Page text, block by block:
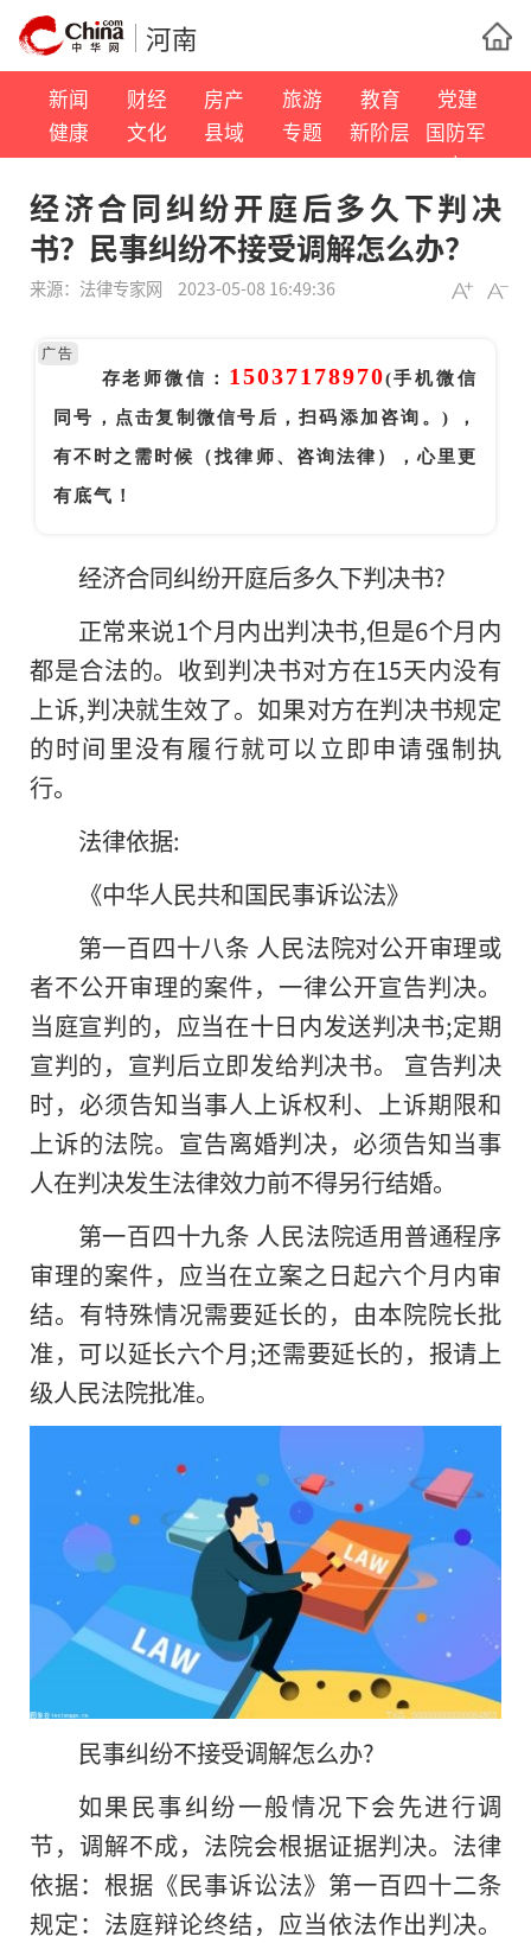
河南
新闻 财经 房产 旅游 教育
党建
健康
文化 县域 专题 新阶层
国防军
事
经济合同纠纷开庭后多久下判决
书？民事纠纷不接受调解怎么办？
来源： 法律专家网 2023-05-08 16:49:36
存老师微信： 15037178970(手机微信
同号，点击复制微信号后，扫码添加咨询。) ，
有不时之需时候（找律师、咨询法律），心里更
有底气！
广告
经济合同纠纷开庭后多久下判决书?
正常来说1个月内出判决书,但是6个月内
都是合法的。收到判决书对方在15天内没有
上诉,判决就生效了。如果对方在判决书规定
的时间里没有履行就可以立即申请强制执
行。
法律依据:
《中华人民共和国民事诉讼法》
第一百四十八条 人民法院对公开审理或
者不公开审理的案件，一律公开宣告判决。
当庭宣判的，应当在十日内发送判决书;定期
宣判的，宣判后立即发给判决书。 宣告判决
时，必须告知当事人上诉权利、上诉期限和
上诉的法院。宣告离婚判决，必须告知当事
人在判决发生法律效力前不得另行结婚。
第一百四十九条 人民法院适用普通程序
审理的案件，应当在立案之日起六个月内审
结。有特殊情况需要延长的，由本院院长批
准，可以延长六个月;还需要延长的，报请上
级人民法院批准。
民事纠纷不接受调解怎么办?
如果民事纠纷一般情况下会先进行调
节，调解不成，法院会根据证据判决。法律
依据：根据《民事诉讼法》第一百四十二条
规定：法庭辩论终结，应当依法作出判决。